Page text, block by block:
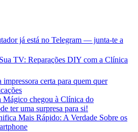
já está no Telegram — junta-te a
TV: Reparações DIY com a Clínica
impressora certa para quem quer
Mágico chegou à Clínica do
ter uma surpresa para si!
Mais Rápido: A Verdade Sobre os